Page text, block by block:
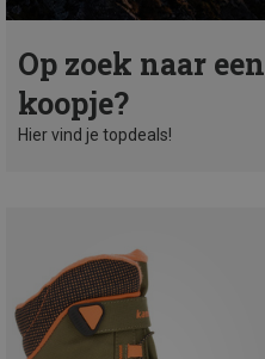
Op zoek naar een
koopje?
Hier vind je topdeals!